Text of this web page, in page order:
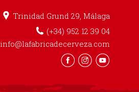
Trinidad Grund 29, Málaga
(+34) 952 12 39 04
info@lafabricadecerveza.com